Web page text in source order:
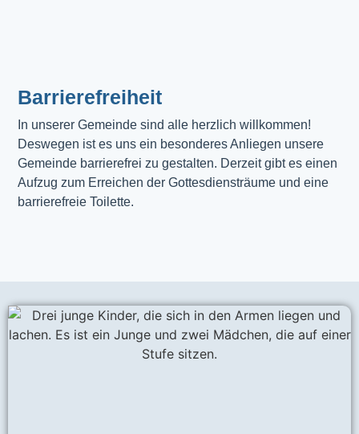
Barrierefreiheit
In unserer Gemeinde sind alle herzlich willkommen!
Deswegen ist es uns ein besonderes Anliegen unsere
Gemeinde barrierefrei zu gestalten. Derzeit gibt es einen
Aufzug zum Erreichen der Gottesdiensträume und eine
barrierefreie Toilette.